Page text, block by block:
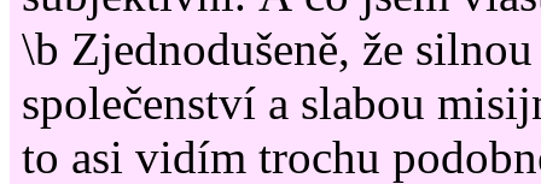
\b Zjednodušeně, že
společenství a slabou
to asi vidím trochu